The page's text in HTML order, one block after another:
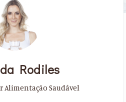
Rodiles
Alimentação Saudável